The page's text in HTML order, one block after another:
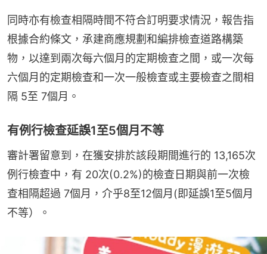
同時亦有檢查相隔時間不符合訂明要求情況，報告指
根據合約條文，承建商應規劃和編排檢查道路構築
物，以達到兩次每六個月的定期檢查之間，或一次每
六個月的定期檢查和一次一般檢查或主要檢查之間相
隔 5至 7個月。
有例行檢查延誤1至5個月不等
審計署留意到，在獲安排於該段期間進行的 13,165次
例行檢查中，有 20次(0.2%)的檢查日期與前一次檢
查相隔超過 7個月，介乎8至12個月(即延誤1至5個月
不等）。